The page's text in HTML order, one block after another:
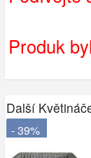
Produk
Další
- 39%